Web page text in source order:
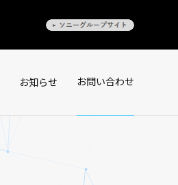
お知らせ お問い合わせ